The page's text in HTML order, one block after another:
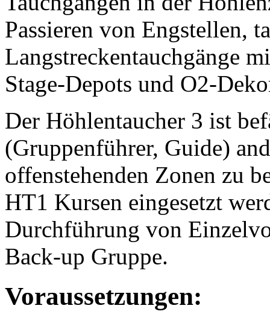
Passieren von Engstellen,
Langstreckentauchgänge
Stage-Depots und O2-
Der Höhlentaucher 3 ist
(Gruppenführer, Guide)
offenstehenden Zonen zu
HT1 Kursen eingesetzt
Durchführung von
Back-up Gruppe.
Voraussetzungen: